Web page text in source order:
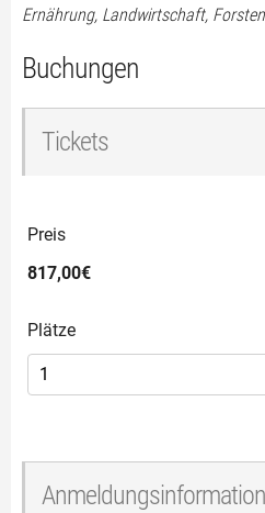
Ernährung, Landwirtschaft,
Buchungen
Tickets
Preis
817,00€
Plätze